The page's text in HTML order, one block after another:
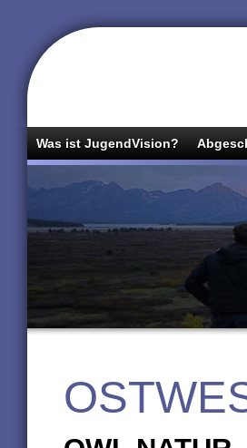
Was ist JugendVision?